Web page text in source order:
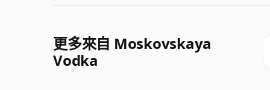
更多來自 Moskovskaya
Vodka